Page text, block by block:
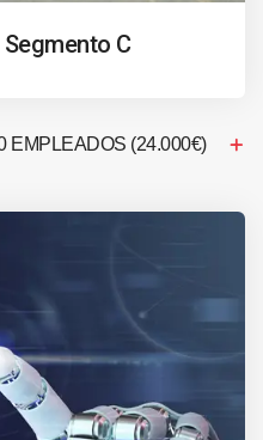
C
EMPLEADOS (24.000€)